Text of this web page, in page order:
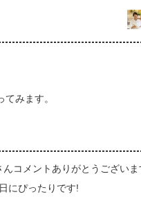
みます。
コメントありがとうございま
にぴったりです!